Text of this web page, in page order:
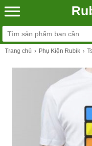
Trang chủ Phụ Kiện Rubik